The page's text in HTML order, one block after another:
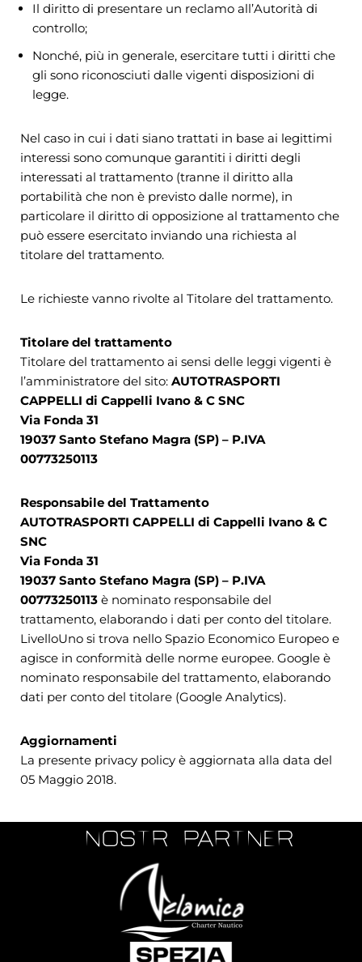
Il diritto di presentare un reclamo all’Autorità di
controllo;
Nonché, più in generale, esercitare tutti i diritti che
gli sono riconosciuti dalle vigenti disposizioni di
legge.
Nel caso in cui i dati siano trattati in base ai legittimi
interessi sono comunque garantiti i diritti degli
interessati al trattamento (tranne il diritto alla
portabilità che non è previsto dalle norme), in
particolare il diritto di opposizione al trattamento che
può essere esercitato inviando una richiesta al
titolare del trattamento.
Le richieste vanno rivolte al Titolare del trattamento.
Titolare del trattamento
Titolare del trattamento ai sensi delle leggi vigenti è
l’amministratore del sito: AUTOTRASPORTI
CAPPELLI di Cappelli Ivano & C SNC
Via Fonda 31
19037 Santo Stefano Magra (SP) – P.IVA
00773250113
Responsabile del Trattamento
AUTOTRASPORTI CAPPELLI di Cappelli Ivano & C
SNC
Via Fonda 31
19037 Santo Stefano Magra (SP) – P.IVA
00773250113 è nominato responsabile del
trattamento, elaborando i dati per conto del titolare.
LivelloUno si trova nello Spazio Economico Europeo e
agisce in conformità delle norme europee. Google è
nominato responsabile del trattamento, elaborando
dati per conto del titolare (Google Analytics).
Aggiornamenti
La presente privacy policy è aggiornata alla data del
05 Maggio 2018.
i nostri PARTNER